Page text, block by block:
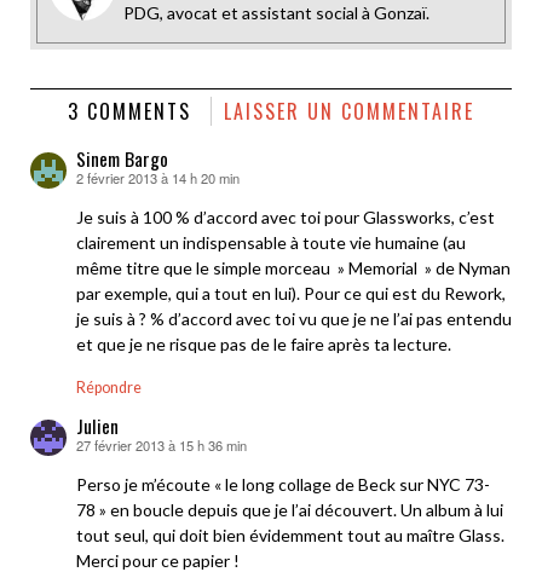
PDG, avocat et assistant social à Gonzaï.
3 COMMENTS LAISSER UN COMMENTAIRE
Sinem Bargo
dit :
2 février 2013 à 14 h 20 min
Je suis à 100 % d’accord avec toi pour Glassworks, c’est
clairement un indispensable à toute vie humaine (au
même titre que le simple morceau » Memorial » de Nyman
par exemple, qui a tout en lui). Pour ce qui est du Rework,
je suis à ? % d’accord avec toi vu que je ne l’ai pas entendu
et que je ne risque pas de le faire après ta lecture.
Répondre
Julien
dit :
27 février 2013 à 15 h 36 min
Perso je m’écoute « le long collage de Beck sur NYC 73-
78 » en boucle depuis que je l’ai découvert. Un album à lui
tout seul, qui doit bien évidemment tout au maître Glass.
Merci pour ce papier !